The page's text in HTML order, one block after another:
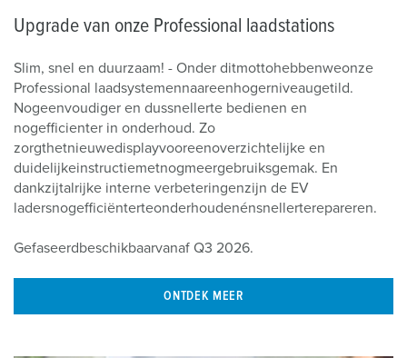
Upgrade van onze Professional laadstations
Slim, snel en duurzaam! - Onder ditmottohebbenweonze
Professional
laadsystemennaareenhogerniveaugetild.
Nogeenvoudiger en dussnellerte bedienen en
nogefficienter in onderhoud. Zo
zorgthetnieuwedisplayvooreenoverzichtelijke en
duidelijkeinstructiemetnogmeergebruiksgemak. En
dankzijtalrijke interne verbeteringenzijn de EV
ladersnogefficiënterteonderhoudenénsnellerterepareren.
Gefaseerd beschikbaarvanaf Q3 2026.
ONTDEK MEER